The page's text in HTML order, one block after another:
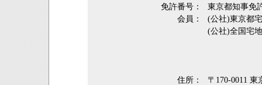
免許番号：
東京都知事免
会員：
(公社)東京都
(公社)全国宅
住所：
〒170-0011